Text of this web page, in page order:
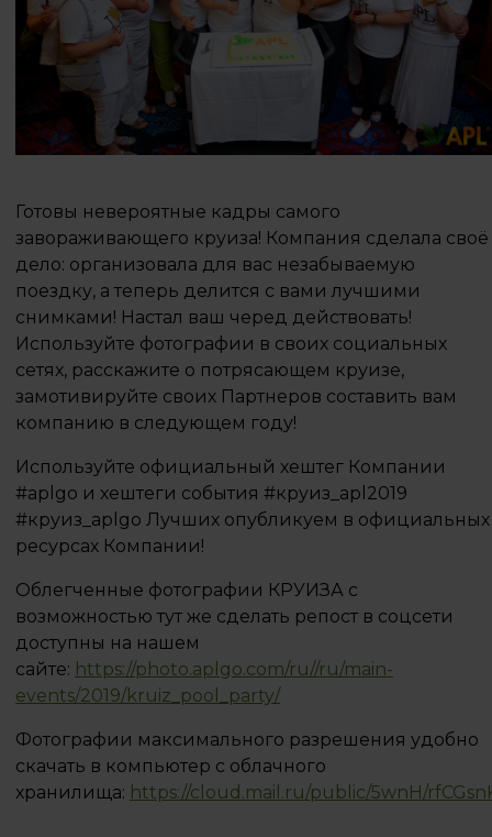
Готовы невероятные кадры самого
завораживающего круиза! Компания сделала своё
дело: организовала для вас незабываемую
поездку, а теперь делится с вами лучшими
снимками! Настал ваш черед действовать!
Используйте фотографии в своих социальных
сетях, расскажите о потрясающем круизе,
замотивируйте своих Партнеров составить вам
компанию в следующем году!
Используйте официальный хештег Компании
#aplgo и хештеги события #круиз_apl2019
#круиз_aplgo Лучших опубликуем в официальных
ресурсах Компании!
Облегченные фотографии КРУИЗА с
возможностью тут же сделать репост в соцсети
доступны на нашем
сайте: https://photo.aplgo.com/ru//ru/main-
events/2019/kruiz_pool_party/
Фотографии максимального разрешения удобно
скачать в компьютер с облачного
хранилища: https://cloud.mail.ru/public/5wnH/